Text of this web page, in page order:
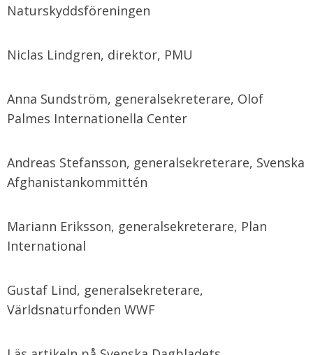
Naturskyddsföreningen
Niclas Lindgren, direktor, PMU
Anna Sundström, generalsekreterare, Olof
Palmes Internationella Center
Andreas Stefansson, generalsekreterare, Svenska
Afghanistankommittén
Mariann Eriksson, generalsekreterare, Plan
International
Gustaf Lind, generalsekreterare,
Världsnaturfonden WWF